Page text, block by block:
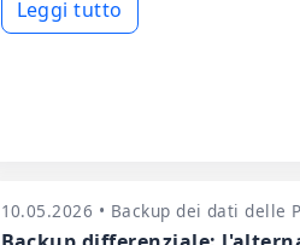
Leggi tutto
10.05.2026 • Backup dei dati delle